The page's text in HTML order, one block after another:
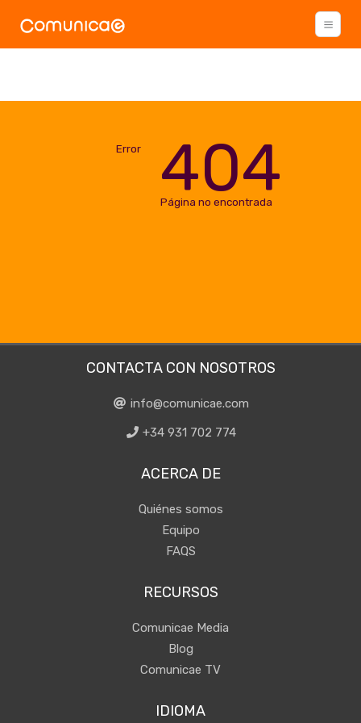
Error 404
Página no encontrada
CONTACTA CON NOSOTROS
info@comunicae.com
+34 931 702 774
ACERCA DE
Quiénes somos
Equipo
FAQS
RECURSOS
Comunicae Media
Blog
Comunicae TV
IDIOMA